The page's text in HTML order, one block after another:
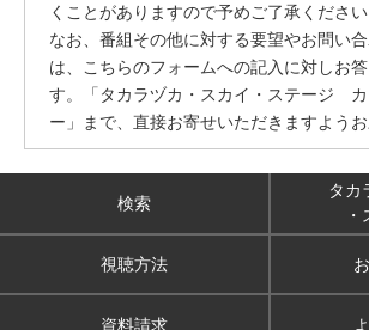
くことがありますので予めご了承ください
なお、番組その他に対する要望やお問い
は、こちらのフォームへの記入に対しお
す。「タカラヅカ・スカイ・ステージ カ
ー」まで、直接お寄せいただきますようお
検索
タカ
視聴方法
資料請求